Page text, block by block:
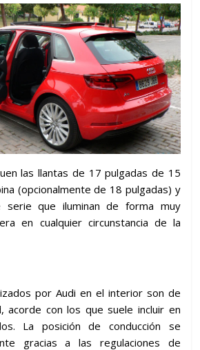
las llantas de 17 pulgadas de 15
(opcionalmente de 18 pulgadas) y
que iluminan de forma muy
en cualquier circunstancia de la
por Audi en el interior son de
acorde con los que suele incluir en
La posición de conducción se
gracias a las regulaciones de